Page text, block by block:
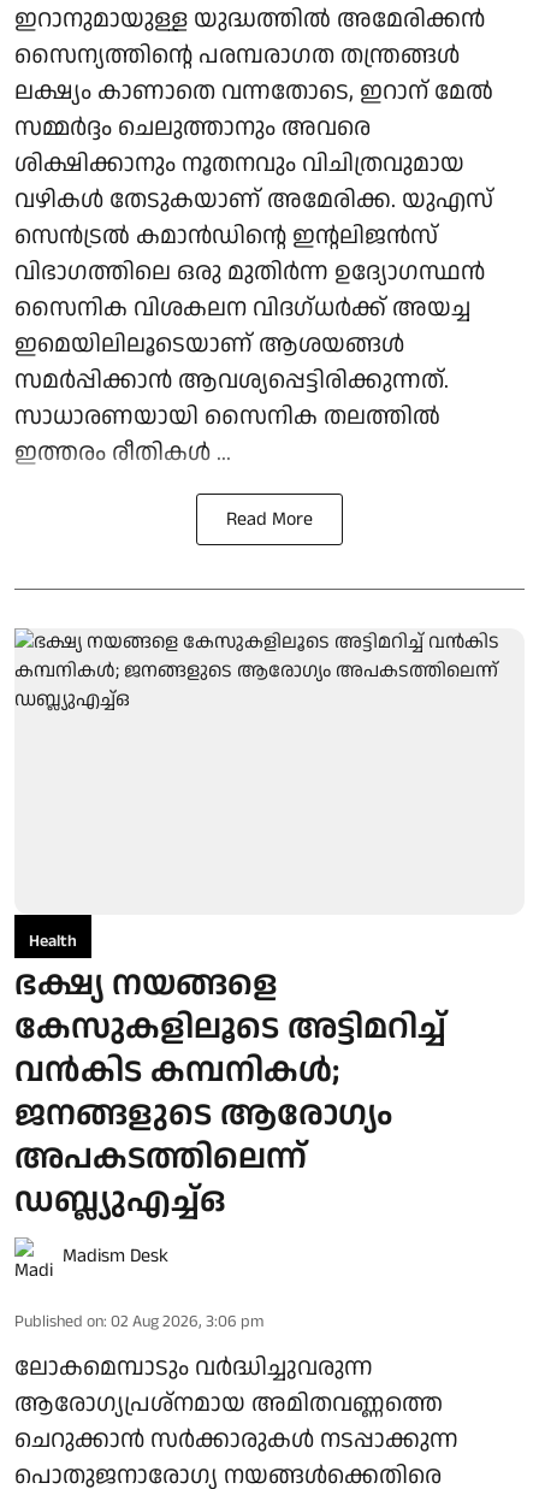
ഇറാനുമായുള്ള യുദ്ധത്തിൽ അമേരിക്കൻ
സൈന്യത്തിന്റെ പരമ്പരാഗത തന്ത്രങ്ങൾ
ലക്ഷ്യം കാണാതെ വന്നതോടെ, ഇറാന് മേൽ
സമ്മർദ്ദം ചെലുത്താനും അവരെ
ശിക്ഷിക്കാനും നൂതനവും വിചിത്രവുമായ
വഴികൾ തേടുകയാണ് അമേരിക്ക. യുഎസ്
സെൻട്രൽ കമാൻഡിന്റെ ഇന്റലിജൻസ്
വിഭാഗത്തിലെ ഒരു മുതിർന്ന ഉദ്യോഗസ്ഥൻ
സൈനിക വിശകലന വിദഗ്ധർക്ക് അയച്ച
ഇമെയിലിലൂടെയാണ് ആശയങ്ങൾ
സമർപ്പിക്കാൻ ആവശ്യപ്പെട്ടിരിക്കുന്നത്.
സാധാരണയായി സൈനിക തലത്തിൽ
ഇത്തരം രീതികൾ ...
Read More
Health
ഭക്ഷ്യ നയങ്ങളെ
കേസുകളിലൂടെ അട്ടിമറിച്ച്
വൻകിട കമ്പനികൾ;
ജനങ്ങളുടെ ആരോഗ്യം
അപകടത്തിലെന്ന്
ഡബ്ല്യുഎച്ച്ഒ
Madism Desk
Published on: 02 Aug 2026, 3:06 pm
ലോകമെമ്പാടും വര്‍ദ്ധിച്ചുവരുന്ന
ആരോഗ്യപ്രശ്‌നമായ അമിതവണ്ണത്തെ
ചെറുക്കാന്‍ സര്‍ക്കാരുകള്‍ നടപ്പാക്കുന്ന
പൊതുജനാരോഗ്യ നയങ്ങള്‍ക്കെതിരെ